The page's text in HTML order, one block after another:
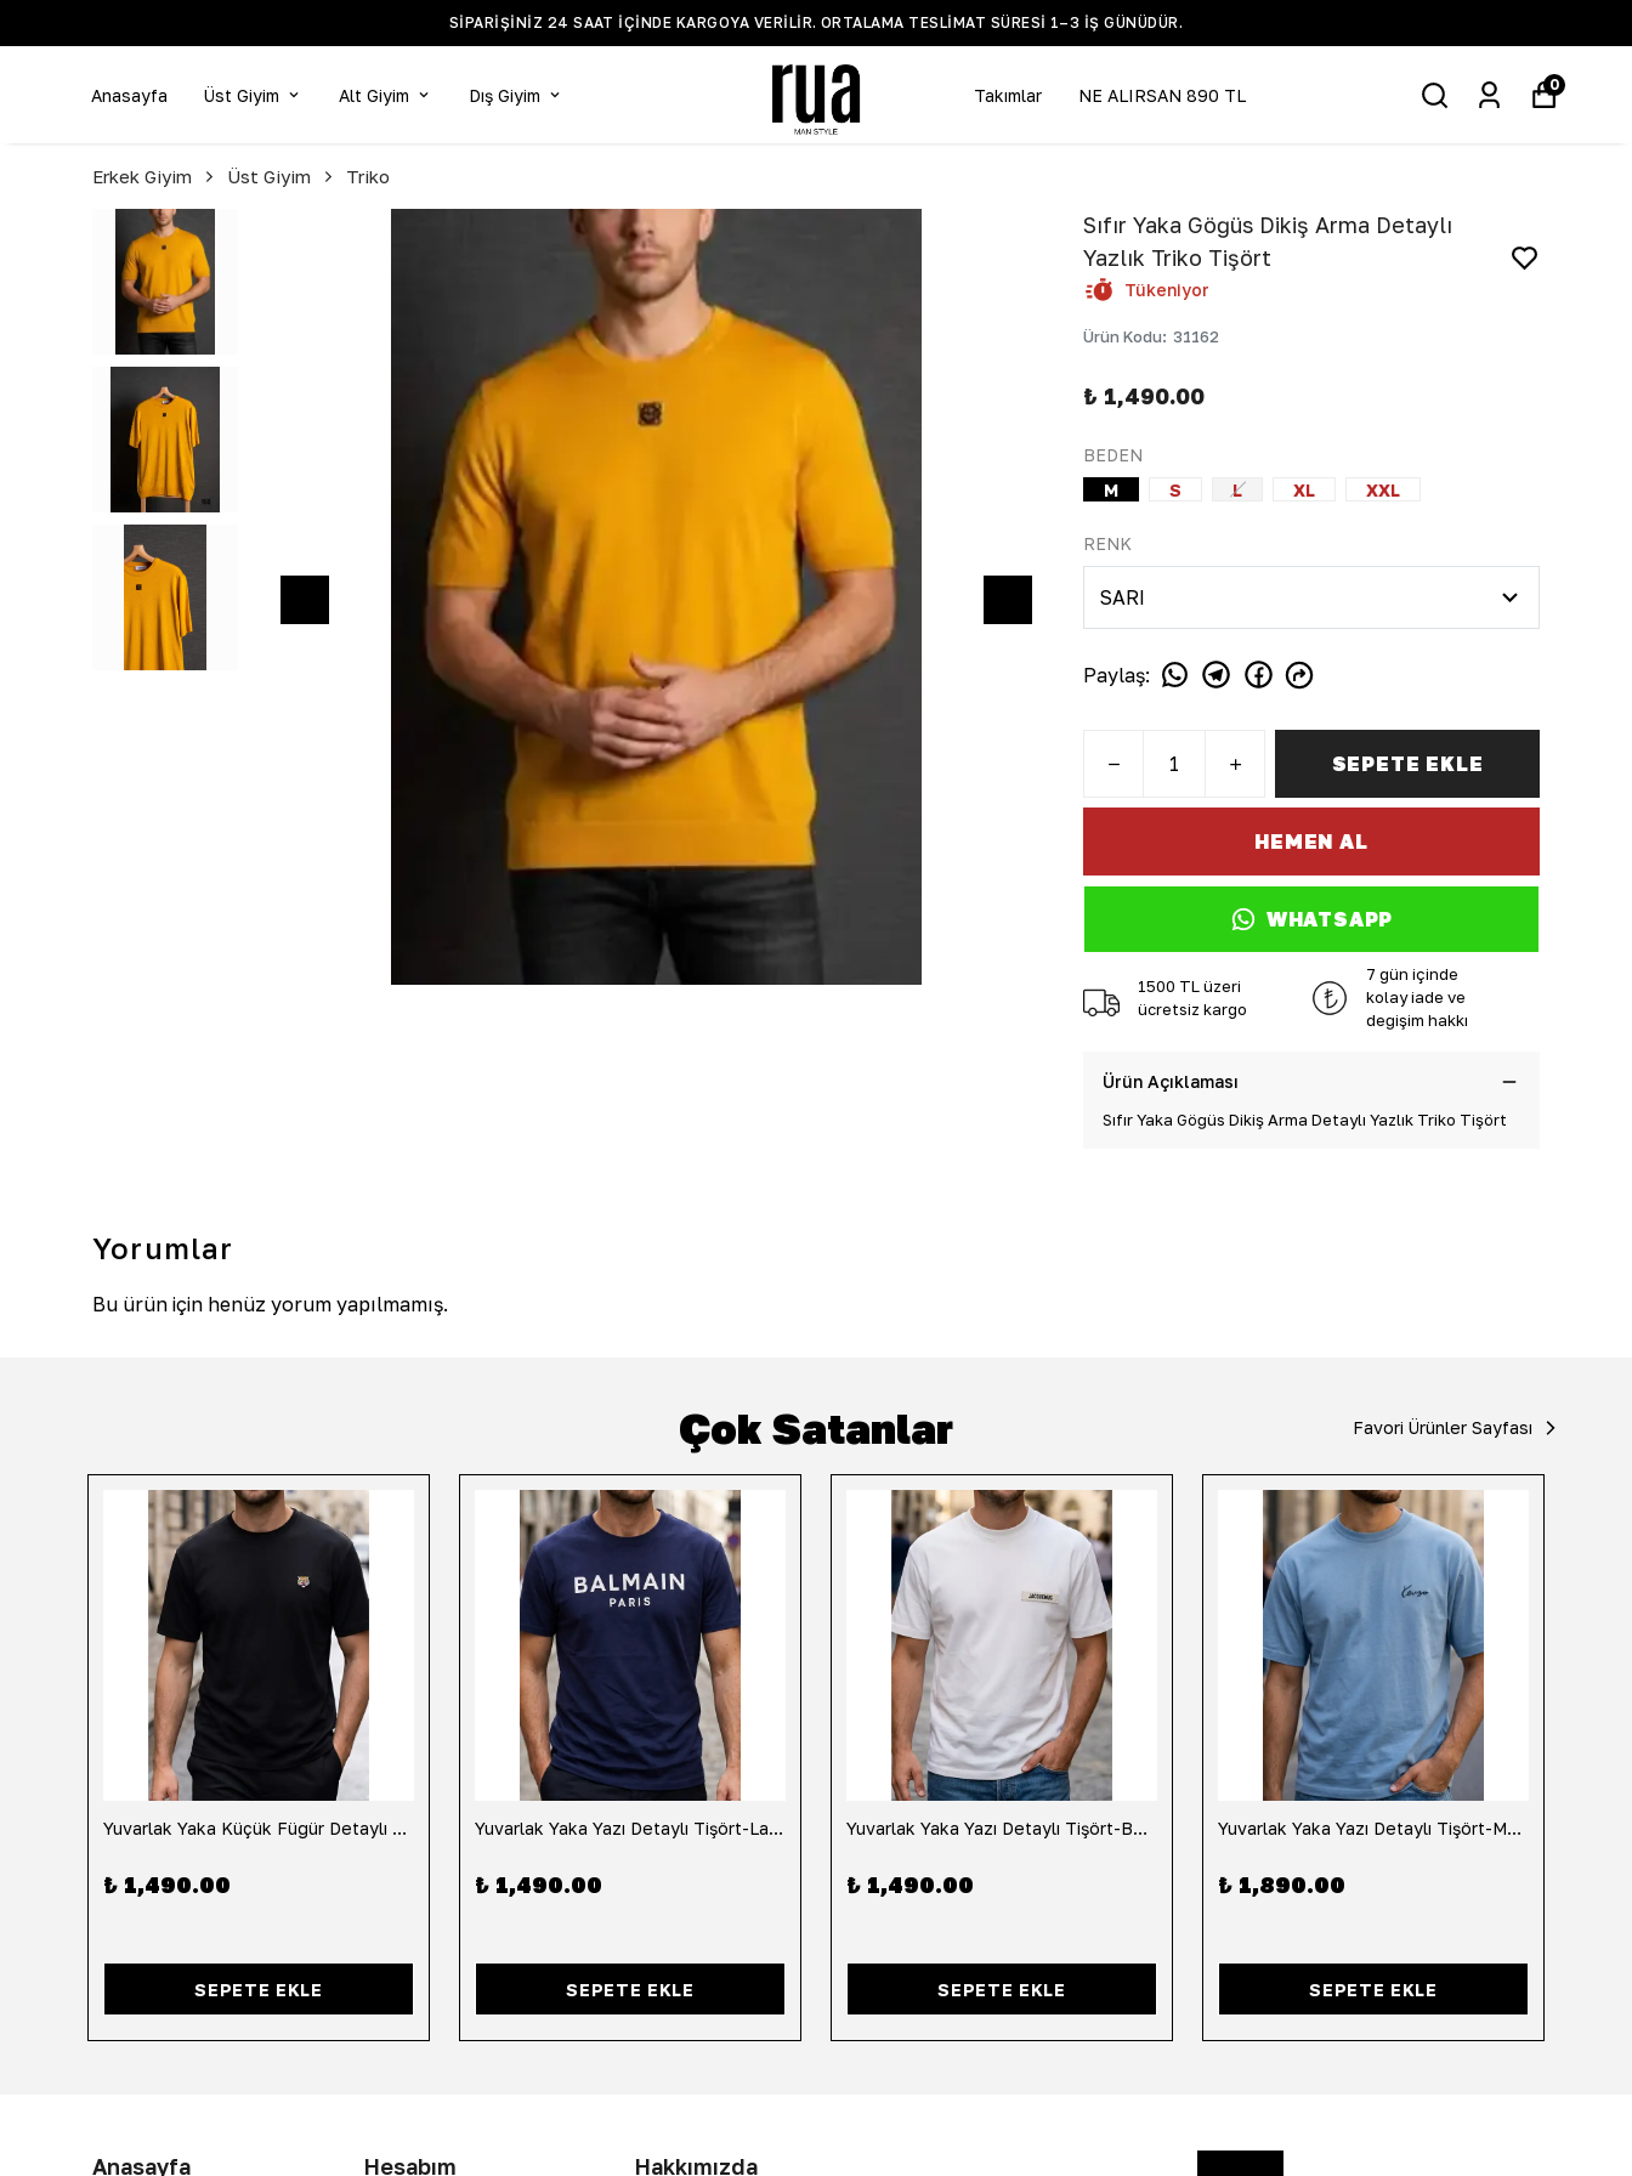
BİLGİ VE DESTEK WHATSAPP HATTI +90 532 519 5935
Anasayfa Üst Giyim Alt Giyim Dış Giyim Takımlar NE ALIRSAN 890 TL
0
Erkek Giyim Üst Giyim Triko
Sıfır Yaka Göğüs Dikiş Arma Detaylı
Yazlık Triko Tişört
Tükeniyor
Ürün Kodu: 31162
₺ 1,490.00
BEDEN
M
S L XL XXL
RENK
Paylaş:
SEPETE EKLE
HEMEN AL
WHATSAPP
1500 TL üzeri
ücretsiz kargo
7 gün içinde
kolay iade ve
değişim hakkı
Ürün Açıklaması
Sıfır Yaka Göğüs Dikiş Arma Detaylı Yazlık Triko Tişört
Yorumlar
Bu ürün için henüz yorum yapılmamış.
Çok Satanlar Favori Ürünler Sayfası
Yuvarlak Yaka Küçük Fügür Detaylı Tişört-Siyah
₺ 1,490.00
SEPETE EKLE
Yuvarlak Yaka Yazı Detaylı Tişört-Lacivert
₺ 1,490.00
SEPETE EKLE
Yuvarlak Yaka Yazı Detaylı Tişört-Beyaz
₺ 1,490.00
SEPETE EKLE
Yuvarlak Yaka Yazı Detaylı Tişört-Mavi
₺ 1,890.00
SEPETE EKLE
Anasayfa Hesabım Hakkımızda